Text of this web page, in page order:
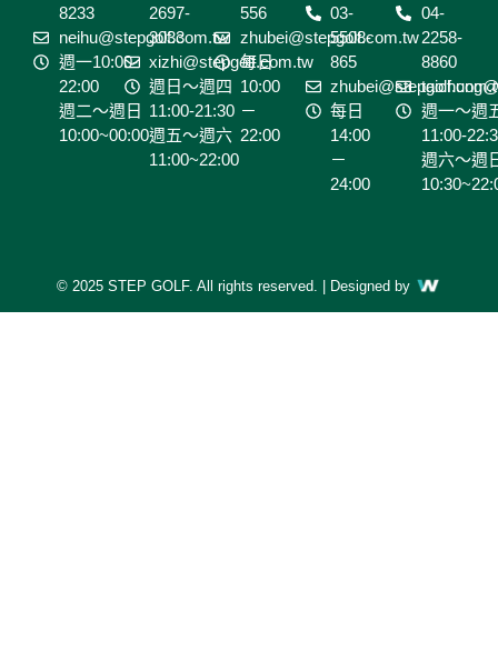
e
8233
neihu@stepgolf.com.tw
週一10:00-
22:00
週二～週日
10:00~00:00
2697-
3033
xizhi@stepgolf.com.tw
週日～週四
11:00-21:30
週五～週六
11:00~22:00
556
zhubei@stepgolf.com.tw
每日
10:00
－
22:00
03-
5508-
865
每日
14:00
－
24:00
04-
2258-
8860
週一～週
11:00-
週六～週
© 2025 STEP GOLF. All rights reserved. | Designed by